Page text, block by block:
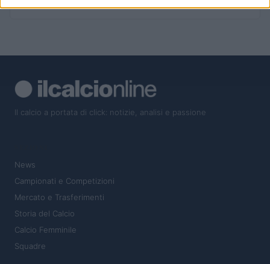
Il calcio a portata di click: notizie, analisi e passione
News
Campionati e Competizioni
Mercato e Trasferimenti
Storia del Calcio
Calcio Femminile
Squadre